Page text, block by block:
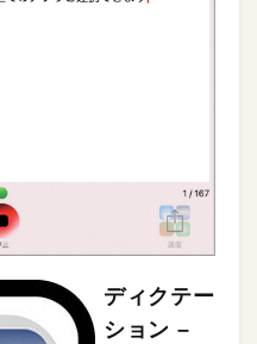
ディクテー
ション –